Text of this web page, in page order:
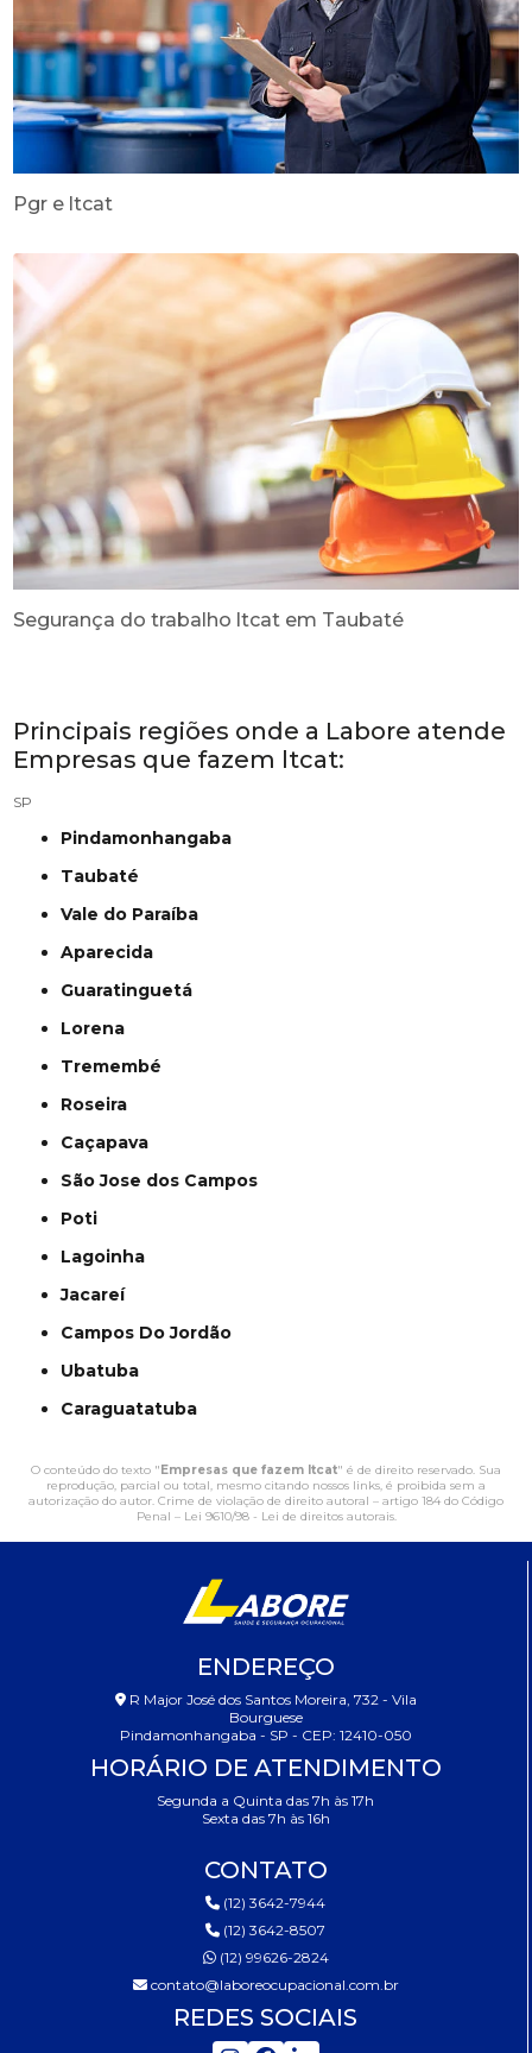
Pgr e ltcat
Segurança do trabalho ltcat em Taubaté
Principais regiões onde a Labore atende
Empresas que fazem ltcat:
SP
Pindamonhangaba
Taubaté
Vale do Paraíba
Aparecida
Guaratinguetá
Lorena
Tremembé
Roseira
Caçapava
São Jose dos Campos
Poti
Lagoinha
Jacareí
Campos Do Jordão
Ubatuba
Caraguatatuba
O conteúdo do texto " Empresas que fazem ltcat" é de direito reservado. Sua
reprodução, parcial ou total, mesmo citando nossos links, é proibida sem a
autorização do autor. Crime de violação de direito autoral – artigo 184 do Código
Penal – Lei 9610/98 - Lei de direitos autorais.
ENDEREÇO
R Major José dos Santos Moreira, 732 - Vila
Bourguese
Pindamonhangaba - SP - CEP: 12410-050
HORÁRIO DE ATENDIMENTO
Segunda a Quinta das 7h às 17h
Sexta das 7h às 16h
CONTATO
(12) 3642-7944
(12) 3642-8507
(12) 99626-2824
contato@laboreocupacional.com.br
REDES SOCIAIS